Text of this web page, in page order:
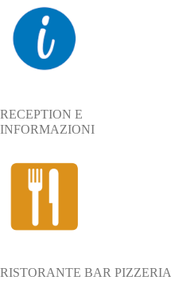
RECEPTION E
INFORMAZIONI
RISTORANTE BAR PIZZERIA